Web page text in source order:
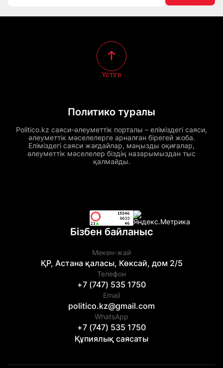
Политико туралы
Politico.kz саяси-әлеуметтік порталы – еліміздегі саяси,
әлеуметтік мәселелерге арналған бірегей жоба.
Еліміздегі саяси жағдайлар, маңызды оқиғалар,
әлеуметтік мәселелер біздің назарымыздан тыс
қалмайды.
Үстіге
Бізбен байланыс
Мекен-жай
ҚР, Астана қаласы, Көксай, дом 2/5
Телефон
+7 (747) 535 1750
Email
politico.kz@gmail.com
WhatsApp
+7 (747) 535 1750
Құпиялық саясаты